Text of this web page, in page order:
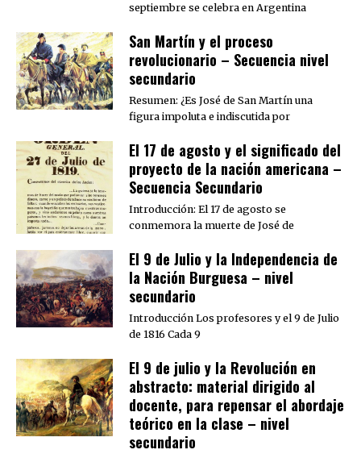
septiembre se celebra en Argentina
San Martín y el proceso
revolucionario – Secuencia nivel
secundario
Resumen: ¿Es José de San Martín una
figura impoluta e indiscutida por
El 17 de agosto y el significado del
proyecto de la nación americana –
Secuencia Secundario
Introducción: El 17 de agosto se
conmemora la muerte de José de
El 9 de Julio y la Independencia de
la Nación Burguesa – nivel
secundario
Introducción Los profesores y el 9 de Julio
de 1816 Cada 9
El 9 de julio y la Revolución en
abstracto: material dirigido al
docente, para repensar el abordaje
teórico en la clase – nivel
secundario